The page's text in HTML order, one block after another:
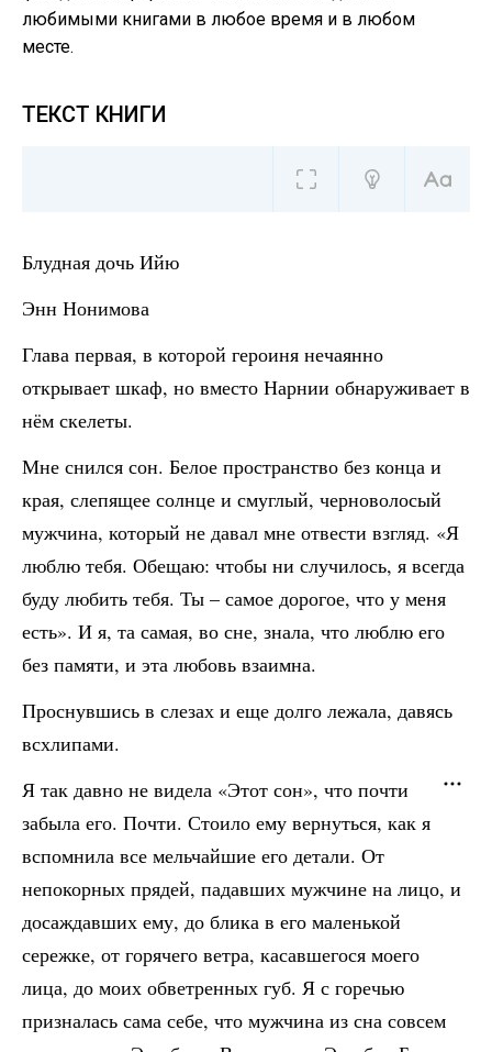
любимыми книгами в любое время и в любом
месте.
ТЕКСТ КНИГИ
Блудная дочь Ийю
Энн Нонимова
Глава первая, в которой героиня нечаянно
открывает шкаф, но вместо Нарнии обнаруживает в
нём скелеты.
Мне снился сон. Белое пространство без конца и
края, слепящее солнце и смуглый, черноволосый
мужчина, который не давал мне отвести взгляд. «Я
люблю тебя. Обещаю: чтобы ни случилось, я всегда
буду любить тебя. Ты – самое дорогое, что у меня
есть». И я, та самая, во сне, знала, что люблю его
без памяти, и эта любовь взаимна.
Проснувшись в слезах и еще долго лежала, давясь
всхлипами.
Я так давно не видела «Этот сон», что почти
забыла его. Почти. Стоило ему вернуться, как я
вспомнила все мельчайшие его детали. От
непокорных прядей, падавших мужчине на лицо, и
досаждавших ему, до блика в его маленькой
сережке, от горячего ветра, касавшегося моего
лица, до моих обветренных губ. Я с горечью
призналась сама себе, что мужчина из сна совсем